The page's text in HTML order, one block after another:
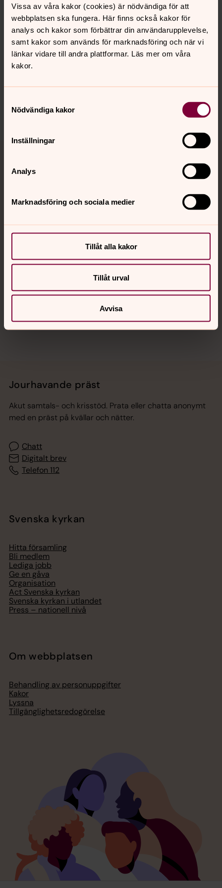
Vissa av våra kakor (cookies) är nödvändiga för att
webbplatsen ska fungera. Här finns också kakor för
analys och kakor som förbättrar din användarupplevelse,
samt kakor som används för marknadsföring och när vi
länkar vidare till andra plattformar. Läs mer om våra
kakor.
Nödvändiga kakor
Inställningar
Analys
Marknadsföring och sociala medier
Tillåt alla kakor
Tillåt urval
Avvisa
Senast ändrad 26 juni 2026
Synpunkter eller frågor på sidans
Dela
Tillbaka till toppen
Tillbaka till innehållet
Kalender
Hitta snabbt
Jourhavande präst
Akut samtals- och krisstöd. Prata eller chatta anonymt
med en präst på kvällar och nätter.
Chatt
Digitalt brev
Telefon 112
Svenska kyrkan
Hitta församling
Bli medlem
Lediga jobb
Ge en gåva
Organisation
Act Svenska kyrkan
Svenska kyrkan i utlandet
Press – nationell nivå
Om webbplatsen
Behandling av personuppgifter
Kakor
Lyssna
Tillgänglighetsredogörelse